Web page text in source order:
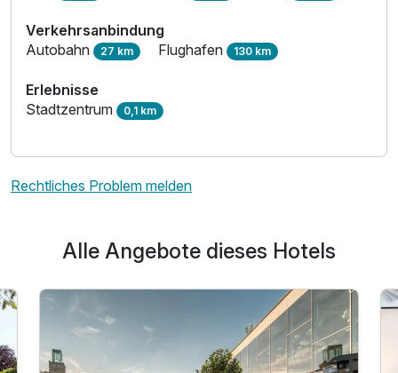
Verkehrsanbindung
Autobahn 27 km Flughafen 130 km
Erlebnisse
Stadtzentrum 0,1 km
Rechtliches Problem melden
Alle Angebote dieses Hotels